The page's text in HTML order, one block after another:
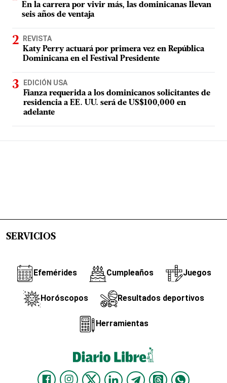
En la carrera por vivir más, las dominicanas llevan
seis años de ventaja
REVISTA
Katy Perry actuará por primera vez en República
Dominicana en el Festival Presidente
EDICIÓN USA
Fianza requerida a los dominicanos solicitantes de
residencia a EE. UU. será de US$100,000 en
adelante
SERVICIOS
Efemérides Cumpleaños Juegos
Horóscopos Resultados deportivos
Herramientas